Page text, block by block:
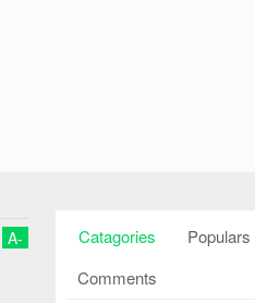
A- Catagories Populars
Comments